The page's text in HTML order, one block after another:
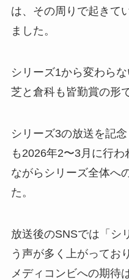
は、その周りで起きて
ました。
シリーズ1から変わら
芝と倉科も皆勤賞の形
シリーズ3の放送を記
も2026年2〜3月に行
ながらシリーズ全体へ
た。
放送後のSNSでは「シ
う声が多く上がってお
メディコンビへの期待